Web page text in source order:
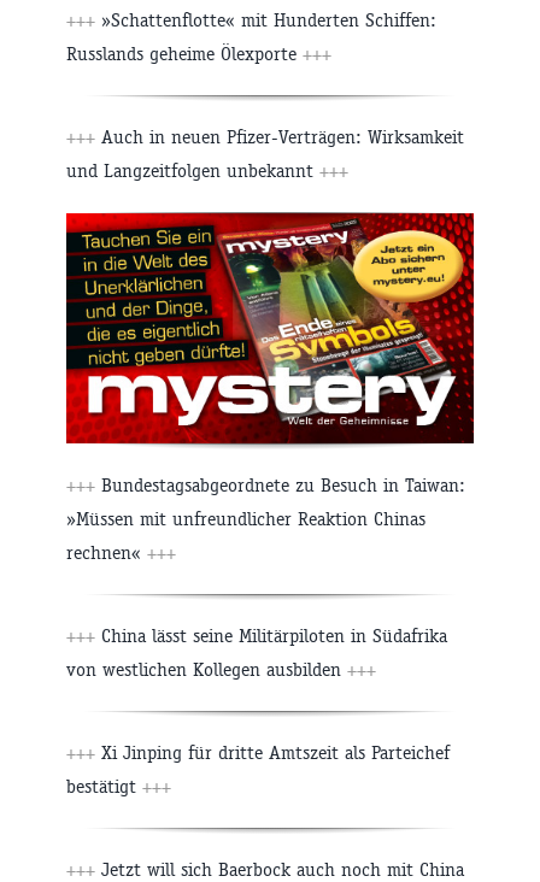
+++ »Schattenflotte« mit Hunderten Schiffen:
Russlands geheime Ölexporte +++
+++ Auch in neuen Pfizer-Verträgen: Wirksamkeit
und Langzeitfolgen unbekannt +++
+++ Bundestagsabgeordnete zu Besuch in Taiwan:
»Müssen mit unfreundlicher Reaktion Chinas
rechnen« +++
+++ China lässt seine Militärpiloten in Südafrika
von westlichen Kollegen ausbilden +++
+++ Xi Jinping für dritte Amtszeit als Parteichef
bestätigt +++
+++ Jetzt will sich Baerbock auch noch mit China